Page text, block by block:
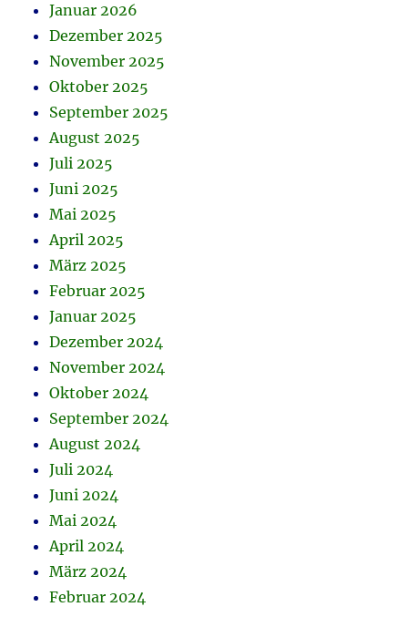
Januar 2026
Dezember 2025
November 2025
Oktober 2025
September 2025
August 2025
Juli 2025
Juni 2025
Mai 2025
April 2025
März 2025
Februar 2025
Januar 2025
Dezember 2024
November 2024
Oktober 2024
September 2024
August 2024
Juli 2024
Juni 2024
Mai 2024
April 2024
März 2024
Februar 2024